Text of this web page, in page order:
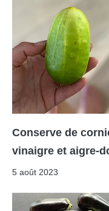
Conserve de
vinaigre et aigre-
5 août 2023